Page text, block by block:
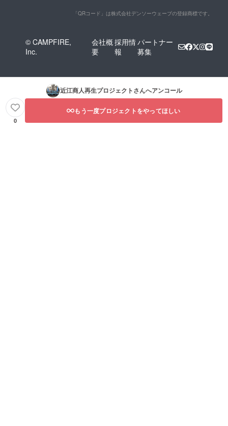
「QRコード」は株式会社デンソーウェーブの登録商標です。
© CAMPFIRE,
Inc.
会社概
要
採用情
報
パートナー
募集
近江商人再生プロジェクトさんへアンコール
0
もう一度プロジェクトをやってほしい